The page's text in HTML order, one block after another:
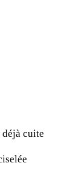
déjà cuite